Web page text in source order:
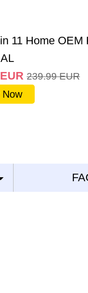
11 Home OEM
EUR 239.99 EUR
Now